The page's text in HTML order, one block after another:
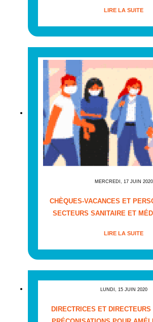
LIRE LA SUITE
MERCREDI, 17 JUIN 2020
CHÈQUES-VACANCES ET
SECTEURS SANITAIRE ET
LIRE LA SUITE
LUNDI, 15 JUIN 2020
DIRECTRICES ET